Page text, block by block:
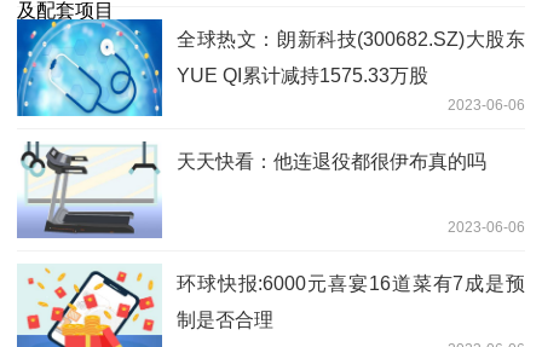
全球热文：朗新科技(300682.SZ)大股东
YUE QI累计减持1575.33万股
2023-06-06
天天快看：他连退役都很伊布真的吗
2023-06-06
环球快报:6000元喜宴16道菜有7成是预
制是否合理